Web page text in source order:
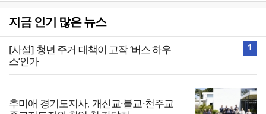
지금 인기 많은 뉴스
[사설] 청년 주거 대책이 고작 ‘버스 하우
스’인가
1
추미애 경기도지사, 개신교·불교·천주교